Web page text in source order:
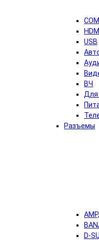
USB
ВЧ
Для
Разъемы
D-